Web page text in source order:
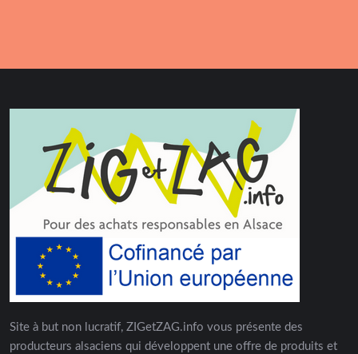
Site à but non lucratif, ZIGetZAG.info vous présente des
producteurs alsaciens qui développent une offre de produits et